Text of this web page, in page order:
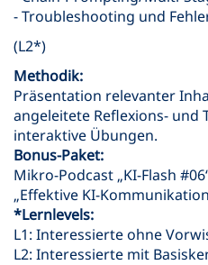
- Troubleshooting und
(L2*)
Methodik:
Präsentation relevanter
angeleitete Reflexions- und
interaktive Übungen.
Bonus-Paket:
Mikro-Podcast „KI-Flash
„Effektive KI-
*Lernlevels:
L1: Interessierte ohne
L2: Interessierte mit